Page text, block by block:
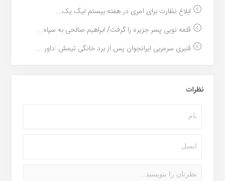
ابلاغ نظارت برای آمری در هفته بیستم لیگ یک...
قلعه نویی پسر جزیره را گرفت/ ابراهیم صالحی به سپاه...
قنبری سرمربی ایرانجوان پس از برد خانگی تیمش :داور ...
نظرات